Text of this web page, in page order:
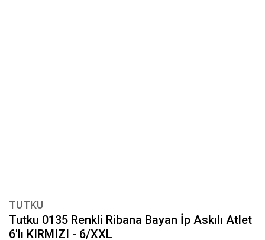
TUTKU
Tutku 0135 Renkli Ribana Bayan İp Askılı Atlet
6'lı KIRMIZI - 6/XXL